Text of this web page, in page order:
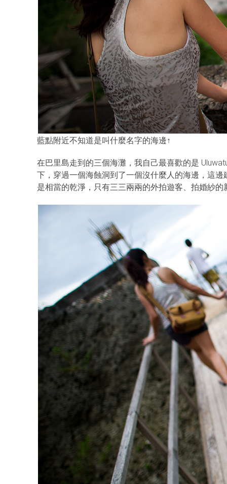
藍點附近不知道是叫什麼名字的海邊↑
在巴里島走到的三個海灘，我自己最喜歡的是
下，穿過一個海蝕洞到了一個沒什麼人的海邊，這
是相當的乾淨，只有三三兩兩的外拍遊客、拍婚紗